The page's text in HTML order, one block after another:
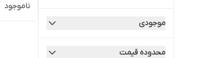
موجودی
محدوده قیمت
ناموجود